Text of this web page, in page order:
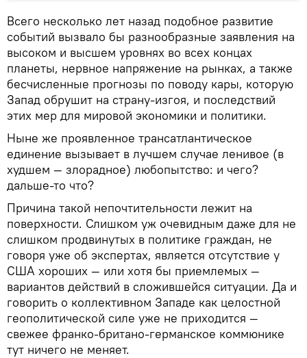
Всего несколько лет назад подобное развитие
событий вызвало бы разнообразные заявления на
высоком и высшем уровнях во всех концах
планеты, нервное напряжение на рынках, а также
бесчисленные прогнозы по поводу кары, которую
Запад обрушит на страну-изгоя, и последствий
этих мер для мировой экономики и политики.
Ныне же проявленное трансатлантическое
единение вызывает в лучшем случае ленивое (в
худшем — злорадное) любопытство: и чего?
дальше-то что?
Причина такой непочтительности лежит на
поверхности. Слишком уж очевидным даже для не
слишком продвинутых в политике граждан, не
говоря уже об экспертах, является отсутствие у
США хороших — или хотя бы приемлемых —
вариантов действий в сложившейся ситуации. Да и
говорить о коллективном Западе как целостной
геополитической силе уже не приходится —
свежее франко-британо-германское коммюнике
тут ничего не меняет.